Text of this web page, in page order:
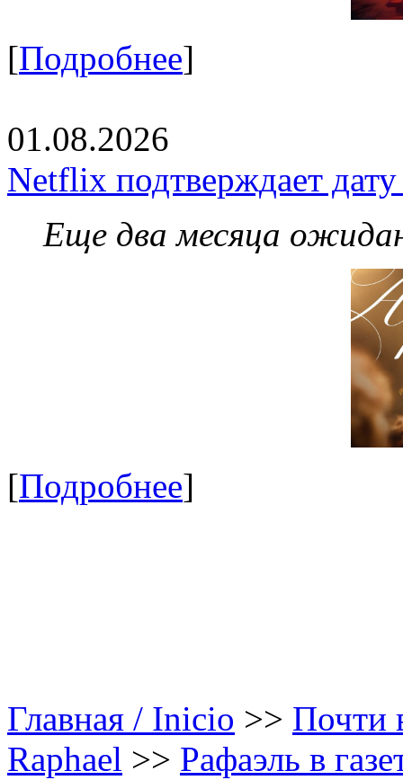
[Подробнее]
01.08.2026
Netflix подтверждает
Еще два месяца
[Подробнее]
Главная / Inicio >> Почти
Raphael >> Рафаэль в